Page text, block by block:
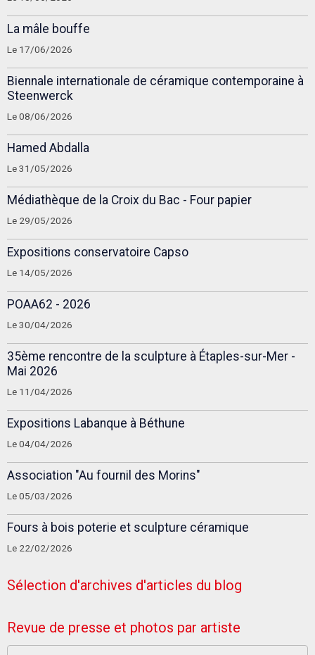
La mâle bouffe
Le 17/06/2026
Biennale internationale de céramique contemporaine à
Steenwerck
Le 08/06/2026
Hamed Abdalla
Le 31/05/2026
Médiathèque de la Croix du Bac - Four papier
Le 29/05/2026
Expositions conservatoire Capso
Le 14/05/2026
POAA62 - 2026
Le 30/04/2026
35ème rencontre de la sculpture à Étaples-sur-Mer -
Mai 2026
Le 11/04/2026
Expositions Labanque à Béthune
Le 04/04/2026
Association "Au fournil des Morins"
Le 05/03/2026
Fours à bois poterie et sculpture céramique
Le 22/02/2026
Sélection d'archives d'articles du blog
Revue de presse et photos par artiste